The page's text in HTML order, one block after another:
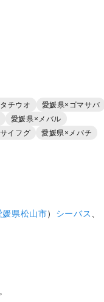
チウオ
愛媛県×ゴマサバ
愛媛県×メバル
イフグ
愛媛県×メバチ
媛県松山市） シーバス